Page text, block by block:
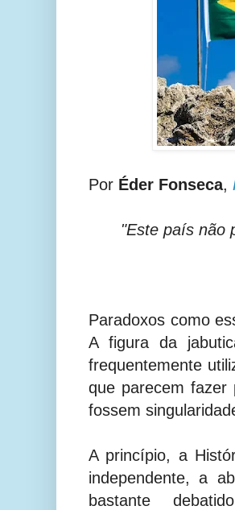
Por Éder Fonseca,
"Este país não
Paradoxos como
A figura da
frequentemente
que parecem fazer
fossem
A princípio, a
independente, a
bastante